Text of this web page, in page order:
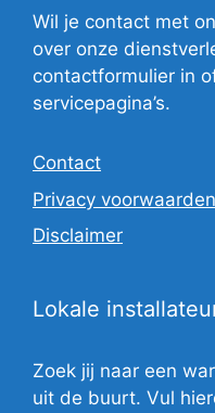
Wil je contact met
over onze
contactformulier in
servicepagina’s.
Contact
Privacy voorwaarden
Disclaimer
Lokale
Zoek jij naar een
uit de buurt. Vul